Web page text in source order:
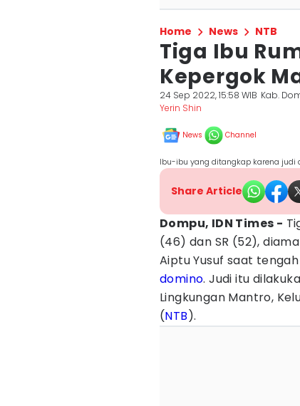
Home News NTB
Tiga Ibu
Kepergok
24 Sep 2022, 15:58 WIB Kab.
Yerin Shin
News Channel
Ibu-ibu yang ditangkap karena judi
Share Article
Dompu, IDN Times -
(46) dan SR (52),
Aiptu Yusuf saat
domino. Judi itu
Lingkungan Mantro,
(NTB).